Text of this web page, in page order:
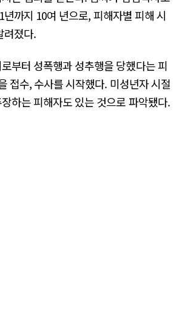
까지 10여 년으로, 피해자별 피해 시
려졌다.
부터 성폭행과 성추행을 당했다는 피
접수, 수사를 시작했다. 미성년자 시절
하는 피해자도 있는 것으로 파악됐다.